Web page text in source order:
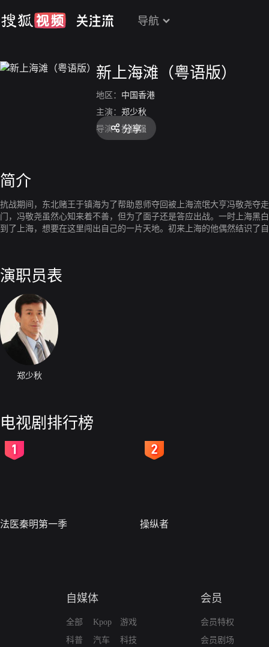
导航
新上海滩（粤语版）
地区： 中国香港
主演： 郑少秋
导演： 招振强
分享
简介
抗战期间，东北赌王于镇海为了帮助恩师夺回被上海流氓大亨冯敬尧夺
门，冯敬尧虽然心知来着不善，但为了面子还是答应出战。一时上海黑
到了上海，想要在这里闯出自己的一片天地。初来上海的他偶然结识了
演职员表
郑少秋
电视剧排行榜
法医秦明第一季 操纵者
自媒体
全部
科普
Kpop
汽车
游戏
科技
会员
会员特权
会员剧场